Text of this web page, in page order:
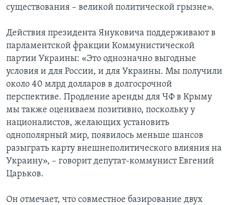
существования – великой политической грызне».
Действия президента Януковича поддерживают в
парламентской фракции Коммунистической
партии Украины: «Это однозначно выгодные
условия и для России, и для Украины. Мы получили
около 40 млрд долларов в долгосрочной
перспективе. Продление аренды для ЧФ в Крыму
мы также оцениваем позитивно, поскольку у
националистов, желающих установить
однополярный мир, появилось меньше шансов
разыграть карту внешнеполитического влияния на
Украину», – говорит депутат-коммунист Евгений
Царьков.
Он отмечает, что совместное базирование двух